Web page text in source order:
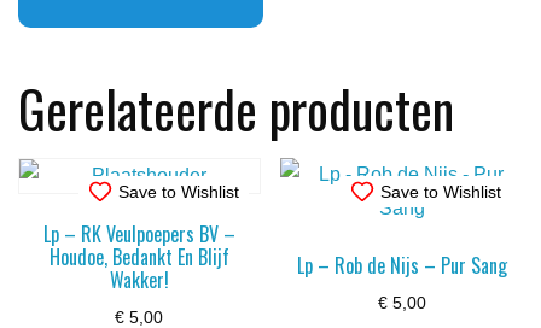
Gerelateerde producten
Save to Wishlist
Lp – RK Veulpoepers BV –
Houdoe, Bedankt En Blijf
Wakker!
€ 5,00
Save to Wishlist
Lp – Rob de Nijs – Pur Sang
€5,00